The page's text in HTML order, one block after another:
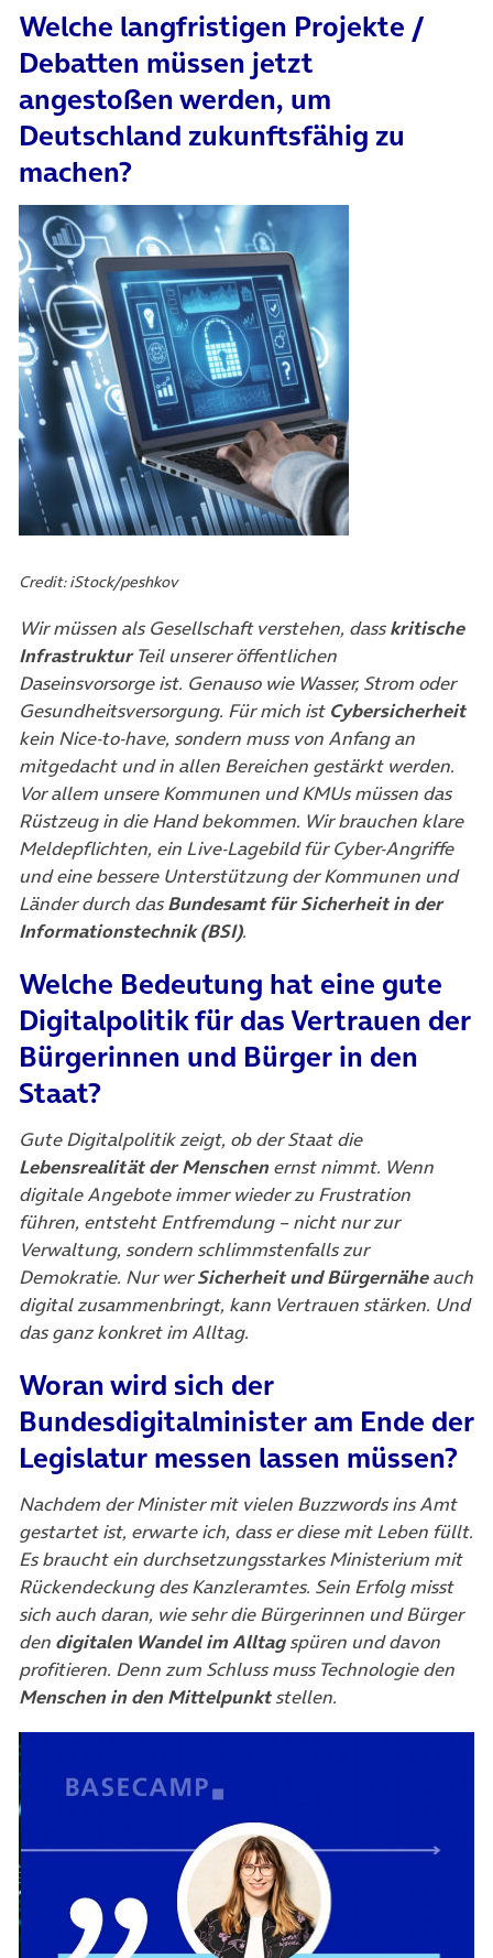
Welche langfristigen Projekte /
Debatten müssen jetzt
angestoßen werden, um
Deutschland zukunftsfähig zu
machen?
Credit: iStock/peshkov
Wir müssen als Gesellschaft verstehen, dasskritische
InfrastrukturTeil unserer öffentlichen
Daseinsvorsorge ist. Genauso wie Wasser, Strom oder
Gesundheitsversorgung. Für mich ist Cybersicherheit
kein Nice-to-have, sondern muss von Anfang an
mitgedacht und in allen Bereichen gestärkt werden.
Vor allem unsere Kommunen und KMUs müssen das
Rüstzeug in die Hand bekommen. Wir brauchen klare
Meldepflichten, ein Live-Lagebild für Cyber-Angriffe
und eine bessere Unterstützung der Kommunen und
Länder durch dasBundesamt für Sicherheit in der
Informationstechnik (BSI).
Welche Bedeutung hat eine gute
Digitalpolitik für das Vertrauen der
Bürgerinnen und Bürger in den
Staat?
Gute Digitalpolitik zeigt, ob der Staat die
Lebensrealität der Menschenernst nimmt. Wenn
digitale Angebote immer wieder zu Frustration
führen, entsteht Entfremdung – nicht nur zur
Verwaltung, sondern schlimmstenfalls zur
Demokratie. Nur werSicherheit und Bürgernäheauch
digital zusammenbringt, kann Vertrauen stärken. Und
das ganz konkret im Alltag.
Woran wird sich der
Bundesdigitalminister am Ende der
Legislatur messen lassen müssen?
Nachdem der Minister mit vielen Buzzwords ins Amt
gestartet ist, erwarte ich, dass er diese mit Leben füllt.
Es braucht ein durchsetzungsstarkes Ministerium mit
Rückendeckung des Kanzleramtes. Sein Erfolg misst
sich auch daran, wie sehr die Bürgerinnen und Bürger
den digitalen Wandel im Alltagspüren und davon
profitieren. Denn zum Schluss muss Technologie den
Menschen in den Mittelpunktstellen.